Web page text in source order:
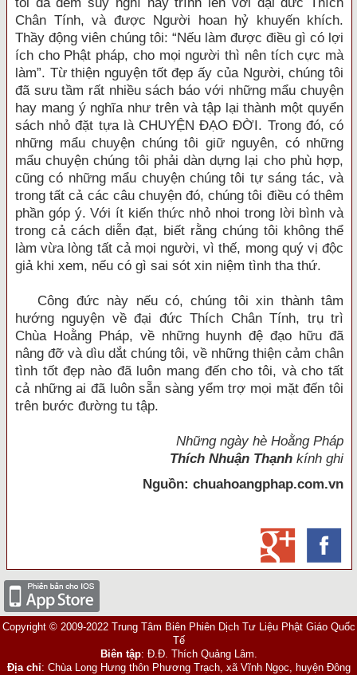
Chân Tính, và được Người hoan hỷ khuyến khích.
Thầy động viên chúng tôi: “Nếu làm được điều gì có lợi
ích cho Phật pháp, cho mọi người thì nên tích cực mà
làm”. Từ thiện nguyện tốt đẹp ấy của Người, chúng tôi
đã sưu tầm rất nhiều sách báo với những mẩu chuyện
hay mang ý nghĩa như trên và tập lại thành một quyển
sách nhỏ đặt tựa là CHUYỆN ĐẠO ĐỜI. Trong đó, có
những mẩu chuyện chúng tôi giữ nguyên, có những
mẩu chuyện chúng tôi phải dàn dựng lại cho phù hợp,
cũng có những mẩu chuyện chúng tôi tự sáng tác, và
trong tất cả các câu chuyện đó, chúng tôi điều có thêm
phần góp ý. Với ít kiến thức nhỏ nhoi trong lời bình và
trong cả cách diễn đạt, biết rằng chúng tôi không thể
làm vừa lòng tất cả mọi người, vì thế, mong quý vị độc
giả khi xem, nếu có gì sai sót xin niệm tình tha thứ.
Công đức này nếu có, chúng tôi xin thành tâm
hướng nguyện về đại đức Thích Chân Tính, trụ trì
Chùa Hoằng Pháp, về những huynh đệ đạo hữu đã
nâng đỡ và dìu dắt chúng tôi, về những thiện cảm chân
tình tốt đẹp nào đã luôn mang đến cho tôi, và cho tất
cả những ai đã luôn sẵn sàng yểm trợ mọi mặt đến tôi
trên bước đường tu tập.
Những ngày hè Hoằng Pháp
Thích Nhuận Thạnh kính ghi
Nguồn: chuahoangphap.com.vn
Copyright © 2009-2022 Trung Tâm Biên Phiên Dịch Tư Liệu Phật Giáo Quốc
Tế
Biên tập: Đ.Đ. Thích Quảng Lâm.
Địa chỉ: Chùa Long Hưng thôn Phương Trạch, xã Vĩnh Ngọc, huyện Đông